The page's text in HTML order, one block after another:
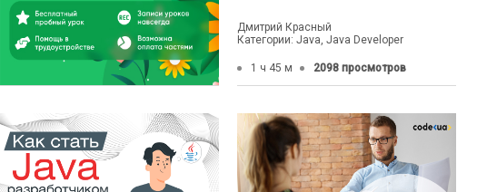
Дмитрий Красный
Категории: Java, Java Developer
1 ч 45 м 2098 просмотров